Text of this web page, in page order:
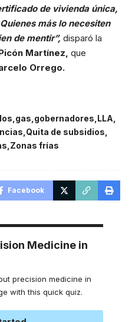
de vivienda única,
más lo necesiten
de mentir”, disparó la
Martínez, que
Orrego.
gas gobernadores LLA
Quita de subsidios
Zonas frías
Facebook
Medicine in
precision medicine in
with this quick quiz.